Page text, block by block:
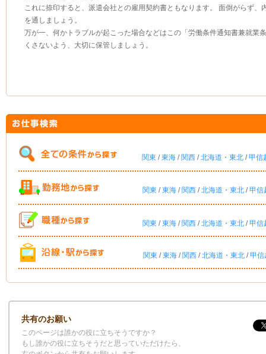
これに捺印すると、派遣会社との雇用契約書ともなります。 面倒がらず
を通しましょう。
万が一、何かトラブルが起こった場合などはこの「労働条件通知書兼就業
くさないよう、大切に保管しましょう。
関東 /東海 / 関西 /北海道・東北 /甲信
関東 /東海 / 関西 /北海道・東北 /甲信
関東 /東海 / 関西 /北海道・東北 /甲信
関東 /東海 / 関西 /北海道・東北 /甲信
共有のお願い
このページは誰かの役に立ちそうですか？
もし誰かの役に立ちそうだと思っていただけたら、